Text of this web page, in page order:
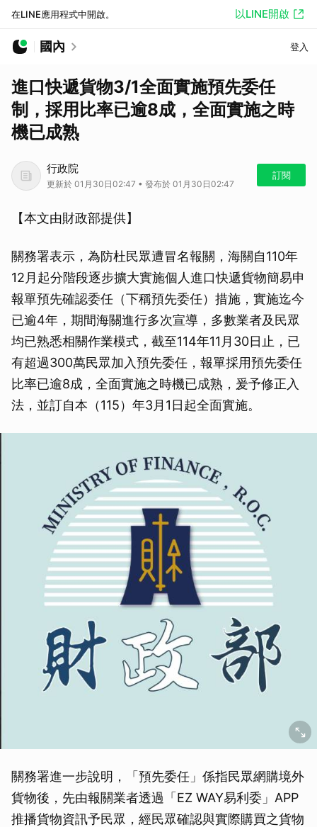
在LINE應用程式中開啟。 以LINE開啟
國內 登入
進口快遞貨物3/1全面實施預先委任
制，採用比率已逾8成，全面實施之時
機已成熟
行政院
更新於 01月30日02:47 • 發布於 01月30日02:47
訂閱
【本文由財政部提供】
關務署表示，為防杜民眾遭冒名報關，海關自110年
12月起分階段逐步擴大實施個人進口快遞貨物簡易申
報單預先確認委任（下稱預先委任）措施，實施迄今
已逾4年，期間海關進行多次宣導，多數業者及民眾
均已熟悉相關作業模式，截至114年11月30日止，已
有超過300萬民眾加入預先委任，報單採用預先委任
比率已逾8成，全面實施之時機已成熟，爰予修正入
法，並訂自本（115）年3月1日起全面實施。
關務署進一步說明，「預先委任」係指民眾網購境外
貨物後，先由報關業者透過「EZ WAY易利委」APP
推播貨物資訊予民眾，經民眾確認與實際購買之貨物